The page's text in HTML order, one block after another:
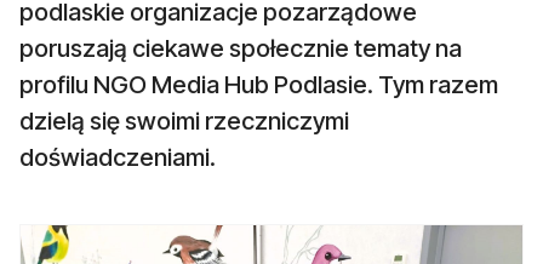
podlaskie organizacje pozarządowe
poruszają ciekawe społecznie tematy na
profilu NGO Media Hub Podlasie. Tym razem
dzielą się swoimi rzeczniczymi
doświadczeniami.